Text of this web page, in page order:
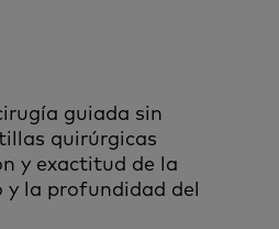
guiada sin
quirúrgicas
y exactitud de la
y la profundidad del